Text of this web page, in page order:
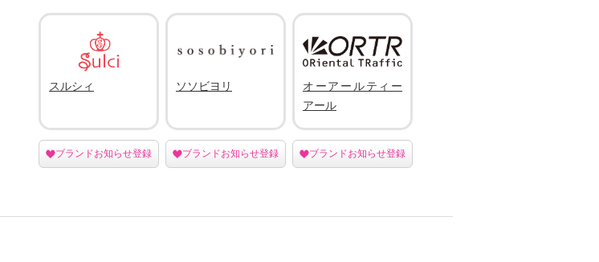
スルシィ
ブランドお知らせ登録
ソソビヨリ
ブランドお知らせ登録
オーアールティー
アール
ブランドお知らせ登録